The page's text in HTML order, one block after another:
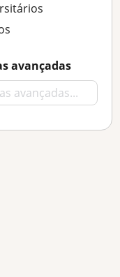
avançadas